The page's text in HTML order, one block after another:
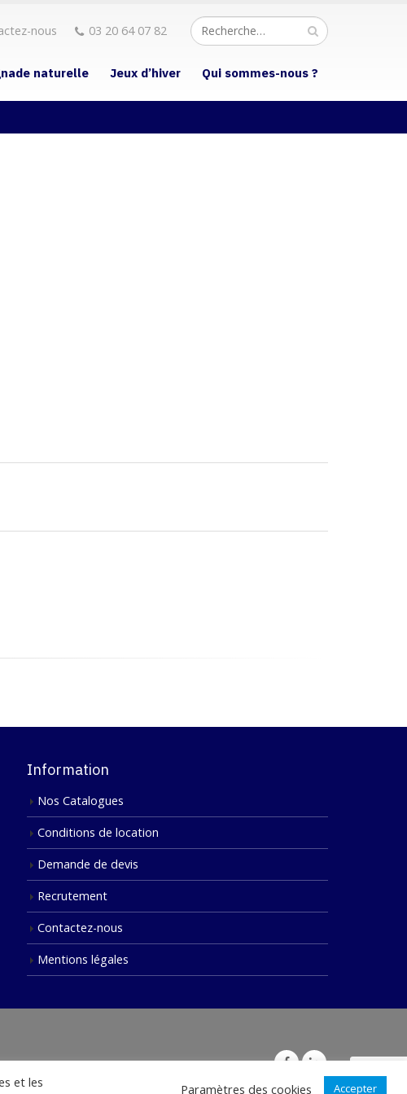
nous 03 20 64 07 82
naturelle Jeux d’hiver Qui sommes-nous ?
Information
Nos Catalogues
Conditions de location
Demande de devis
Recrutement
Contactez-nous
Mentions légales
et les
Paramètres des cookies Accepter